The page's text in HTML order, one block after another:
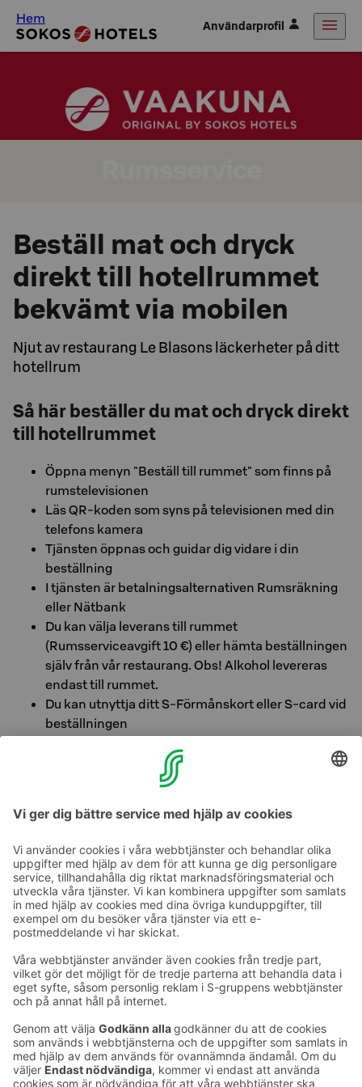
Hem Användarprofil
Beställ mat och dryck
direkt till hotellrummet
bekvämt via mobilen
Njut av restaurang Le Blasons läckerheter på ditt
hotellrum
Så här beställer du mat och dryck direkt
till hotellrummet
Öppna menyn "Beställ till rummet" som finns på
rumstelevisionen
Läs QR-koden som syns på televisionen med din
telefons kamera
Tjänsten öppnas och guidar dig vidare i din
beställning
I tjänsten är betalningsalternativen Rumsräkning
eller Nätbank
Du kan välja leverans till rummet
(Rumsserviceavgift 10 €) eller hämta beställningen
själv från vår restaurang. Obs! Alkohol levereras
endast till rummet.
Du kan utnyttja ditt S-Förmånskort eller S-card vid
beställningen
Innan du anländer kan du bekanta dig med restaurang
Le Blasons meny
Beställ och njut!
Ta kontakt
Kontaktuppgifter till hotellen
Feedback
Ge feedback
Sokos Hotels nyhetsbrev
nyhetsbrev
Du får Sokos Hotellens senaste
förmåner och nyheter till din e-
post varje månad.
Utmärkelser och certifikat